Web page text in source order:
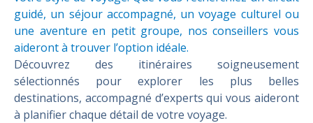
guidé, un séjour accompagné, un voyage culturel ou
une aventure en petit groupe, nos conseillers vous
aideront à trouver l’option idéale.
Découvrez des itinéraires soigneusement
sélectionnés pour explorer les plus belles
destinations, accompagné d’experts qui vous aideront
à planifier chaque détail de votre voyage.